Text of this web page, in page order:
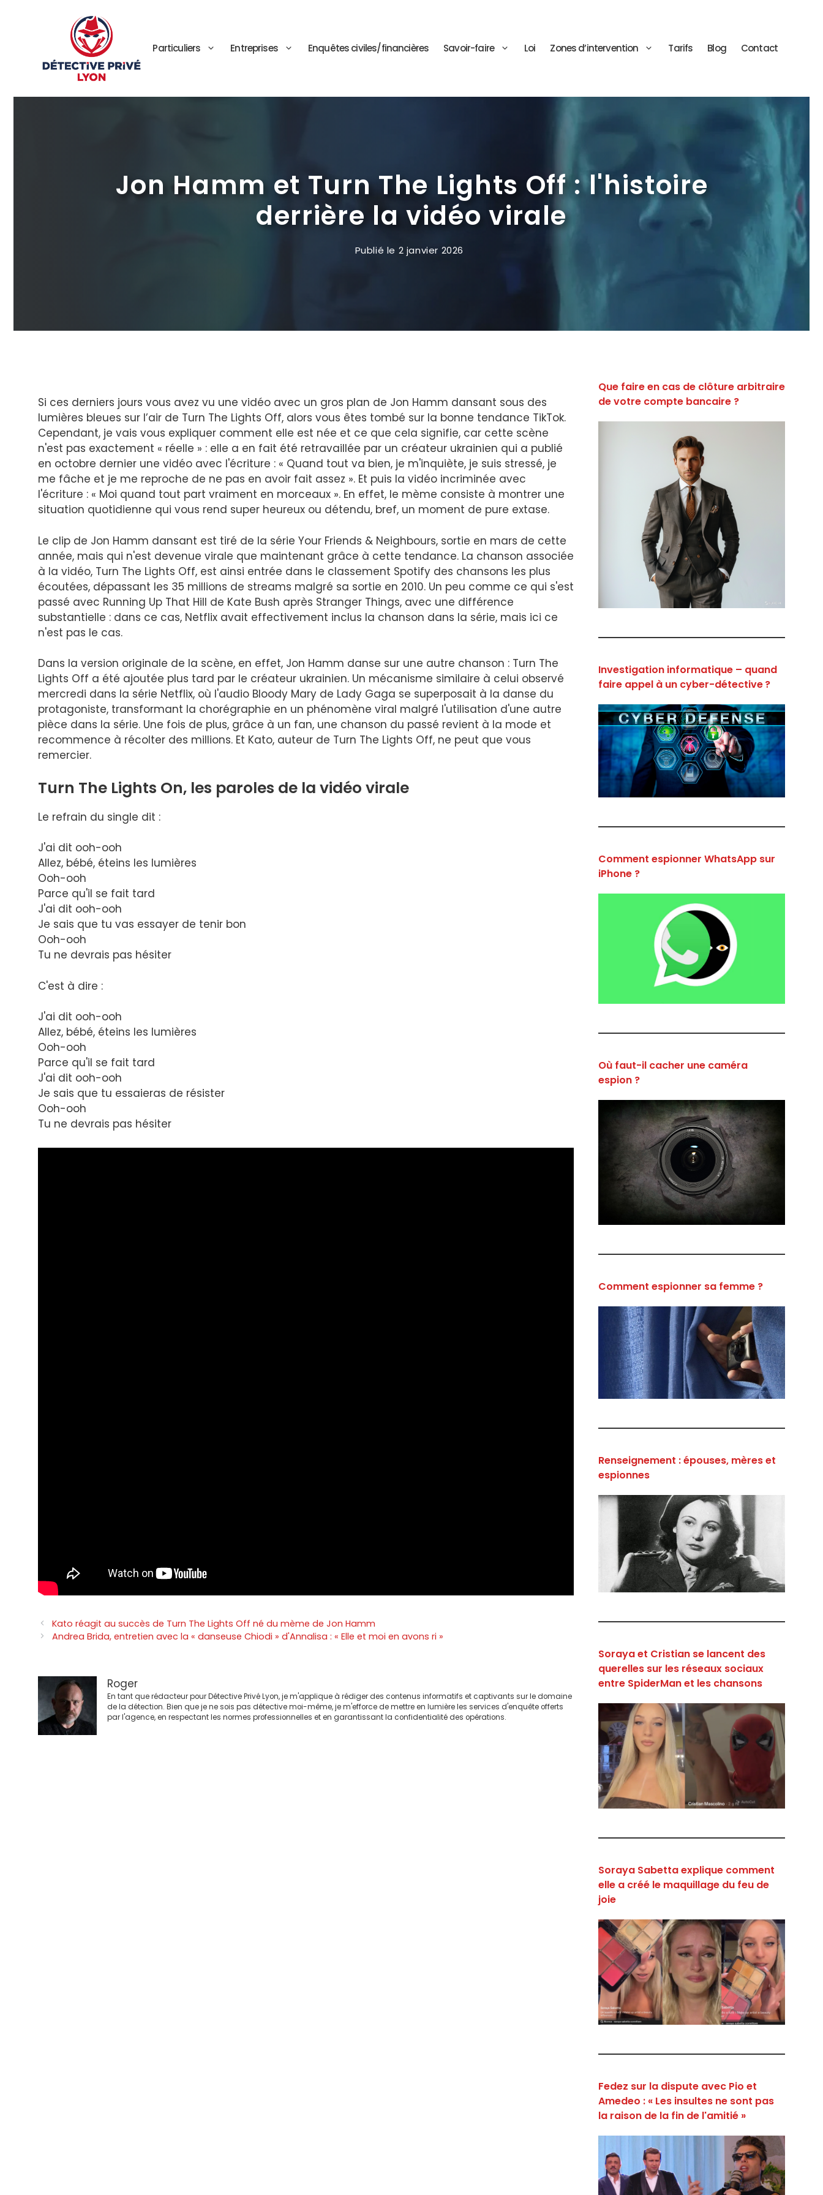
Particuliers Entreprises Enquêtes civiles/financières Savoir-faire Loi Zones d’intervention Tarifs Blog Contact
Jon Hamm et Turn The Lights Off : l'histoire
derrière la vidéo virale
Publié le 2 janvier 2026
Si ces derniers jours vous avez vu une vidéo avec un gros plan de Jon Hamm dansant sous des
lumières bleues sur l’air de Turn The Lights Off, alors vous êtes tombé sur la bonne tendance TikTok.
Cependant, je vais vous expliquer comment elle est née et ce que cela signifie, car cette scène
n'est pas exactement « réelle » : elle a en fait été retravaillée par un créateur ukrainien qui a publié
en octobre dernier une vidéo avec l'écriture : « Quand tout va bien, je m'inquiète, je suis stressé, je
me fâche et je me reproche de ne pas en avoir fait assez ». Et puis la vidéo incriminée avec
l'écriture : « Moi quand tout part vraiment en morceaux ». En effet, le mème consiste à montrer une
situation quotidienne qui vous rend super heureux ou détendu, bref, un moment de pure extase.
Le clip de Jon Hamm dansant est tiré de la série Your Friends & Neighbours, sortie en mars de cette
année, mais qui n'est devenue virale que maintenant grâce à cette tendance. La chanson associée
à la vidéo, Turn The Lights Off, est ainsi entrée dans le classement Spotify des chansons les plus
écoutées, dépassant les 35 millions de streams malgré sa sortie en 2010. Un peu comme ce qui s'est
passé avec Running Up That Hill de Kate Bush après Stranger Things, avec une différence
substantielle : dans ce cas, Netflix avait effectivement inclus la chanson dans la série, mais ici ce
n'est pas le cas.
Dans la version originale de la scène, en effet, Jon Hamm danse sur une autre chanson : Turn The
Lights Off a été ajoutée plus tard par le créateur ukrainien. Un mécanisme similaire à celui observé
mercredi dans la série Netflix, où l'audio Bloody Mary de Lady Gaga se superposait à la danse du
protagoniste, transformant la chorégraphie en un phénomène viral malgré l'utilisation d'une autre
pièce dans la série. Une fois de plus, grâce à un fan, une chanson du passé revient à la mode et
recommence à récolter des millions. Et Kato, auteur de Turn The Lights Off, ne peut que vous
remercier.
Turn The Lights On, les paroles de la vidéo virale
Le refrain du single dit :
J'ai dit ooh-ooh
Allez, bébé, éteins les lumières
Ooh-ooh
Parce qu'il se fait tard
J'ai dit ooh-ooh
Je sais que tu vas essayer de tenir bon
Ooh-ooh
Tu ne devrais pas hésiter
C'est à dire :
J'ai dit ooh-ooh
Allez, bébé, éteins les lumières
Ooh-ooh
Parce qu'il se fait tard
J'ai dit ooh-ooh
Je sais que tu essaieras de résister
Ooh-ooh
Tu ne devrais pas hésiter
Navigation
des
Kato réagit au succès de Turn The Lights Off né du mème de Jon Hamm
Andrea Brida, entretien avec la « danseuse Chiodi » d'Annalisa : « Elle et moi en avons ri »
Roger
En tant que rédacteur pour Détective Privé Lyon, je m'applique à rédiger des contenus informatifs et captivants sur le domaine
de la détection. Bien que je ne sois pas détective moi-même, je m'efforce de mettre en lumière les services d'enquête offerts
par l'agence, en respectant les normes professionnelles et en garantissant la confidentialité des opérations.
Que faire en cas de clôture arbitraire
de votre compte bancaire ?
Investigation informatique – quand
faire appel à un cyber-détective ?
Comment espionner WhatsApp sur
iPhone ?
Où faut-il cacher une caméra
espion ?
Comment espionner sa femme ?
Renseignement : épouses, mères et
espionnes
Soraya et Cristian se lancent des
querelles sur les réseaux sociaux
entre SpiderMan et les chansons
Soraya Sabetta explique comment
elle a créé le maquillage du feu de
joie
Fedez sur la dispute avec Pio et
Amedeo : « Les insultes ne sont pas
la raison de la fin de l'amitié »